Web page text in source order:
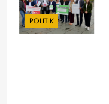
POLITIK